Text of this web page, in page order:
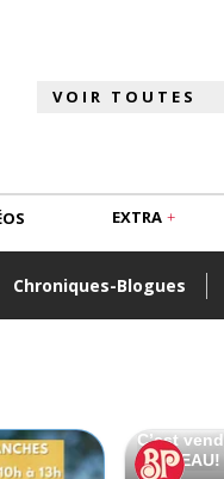
Chroniques-Blogues
EXTRA